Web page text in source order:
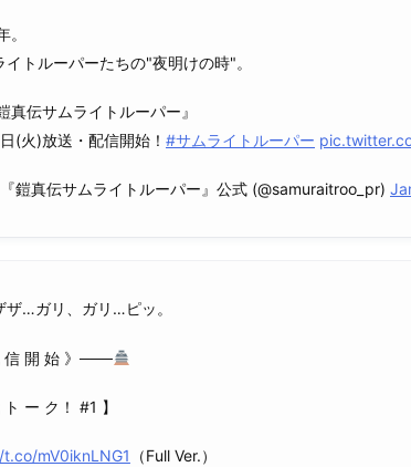
イトルーパーたちの"夜明けの時"。
真伝サムライトルーパー』
(火)放送・配信開始！ #サムライトルーパー
鎧真伝サムライトルーパー』公式 (@samuraitroo_pr)
ザ…ガリ、ガリ…ピッ。
開 始 》───
ー ク！ #1 】
mV0iknLNG1 （Full Ver.）